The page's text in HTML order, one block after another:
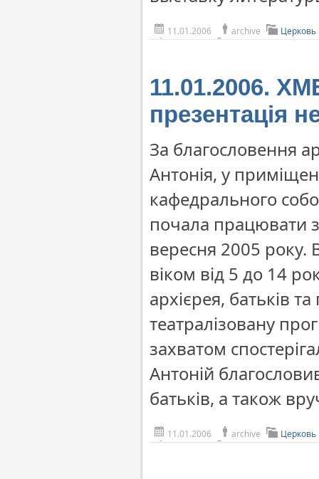
11.01.2006 archive
11.01.2006.
презентація
За благословення
Антонія, у
кафедрального
почала працювати
вересня 2005 року.
віком від 5 до 14
архієрея, батьків
театралізовану
захватом
Антоній
батьків, а також
11.01.2006 archive